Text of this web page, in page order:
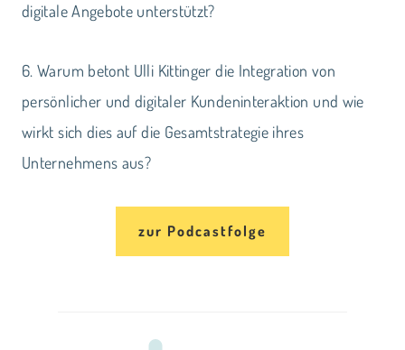
digitale Angebote unterstützt?
6. Warum betont Ulli Kittinger die Integration von
persönlicher und digitaler Kundeninteraktion und wie
wirkt sich dies auf die Gesamtstrategie ihres
Unternehmens aus?
zur Podcastfolge